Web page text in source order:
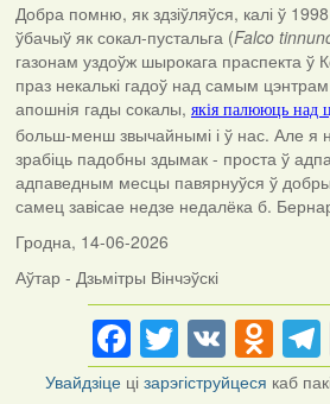
Добра помню, як здзіўляўся, калі ў
ўбачыў як сокал-пустальга (Falco
газонам уздоўж шырокага праспекта ў
праз некалькі гадоў над самым цэнтрам
апошнія гады сокалы, якія палююць над
больш-менш звычайнымі і ў нас. Але я
зрабіць падобны здымак - проста ў
адпаведным месцы павярнуўся ў
самец завісае недзе недалёка б.
Гродна, 14-06-2026
Аўтар - Дзьмітры Вінчэўскі
Facebook
Twitter
VK
Увайдзіце цізарэгіструйцеся каб